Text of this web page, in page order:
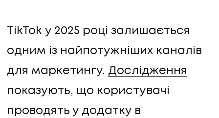
TikTok у 2025 році залишається
одним із найпотужніших каналів
для маркетингу. Дослідження
показують, що користувачі
проводять у додатку в